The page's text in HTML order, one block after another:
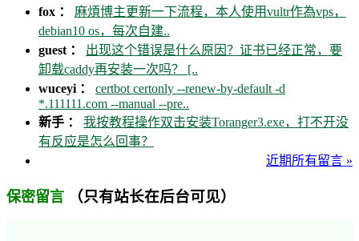
fox ： 麻煩博主更新一下流程，本人使用vultr作為vps，
debian10 os，每次自建..
guest ： 出现这个错误是什么原因？证书已经正常，要
卸载caddy再安装一次吗？ [..
wuceyi ： certbot certonly --renew-by-default -d
*.111111.com --manual --pre..
新手 ： 我按教程操作双击安装Toranger3.exe，打不开没
有反应是怎么回事？
近期所有留言 »
保密留言 （只有站长在后台可见）